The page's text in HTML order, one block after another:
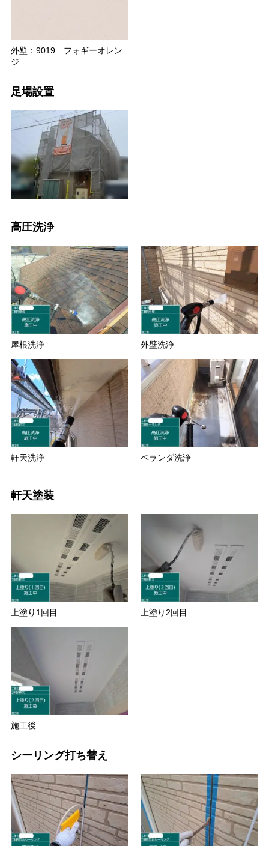
外壁：9019 フォギーオレン
ジ
足場設置
高圧洗浄
屋根洗浄 外壁洗浄
軒天洗浄 ベランダ洗浄
軒天塗装
上塗り1回目 上塗り2回目
施工後
シーリング打ち替え